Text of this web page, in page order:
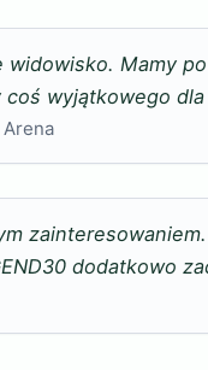
widowisko. Mamy
wyjątkowego dla
dodatkowo